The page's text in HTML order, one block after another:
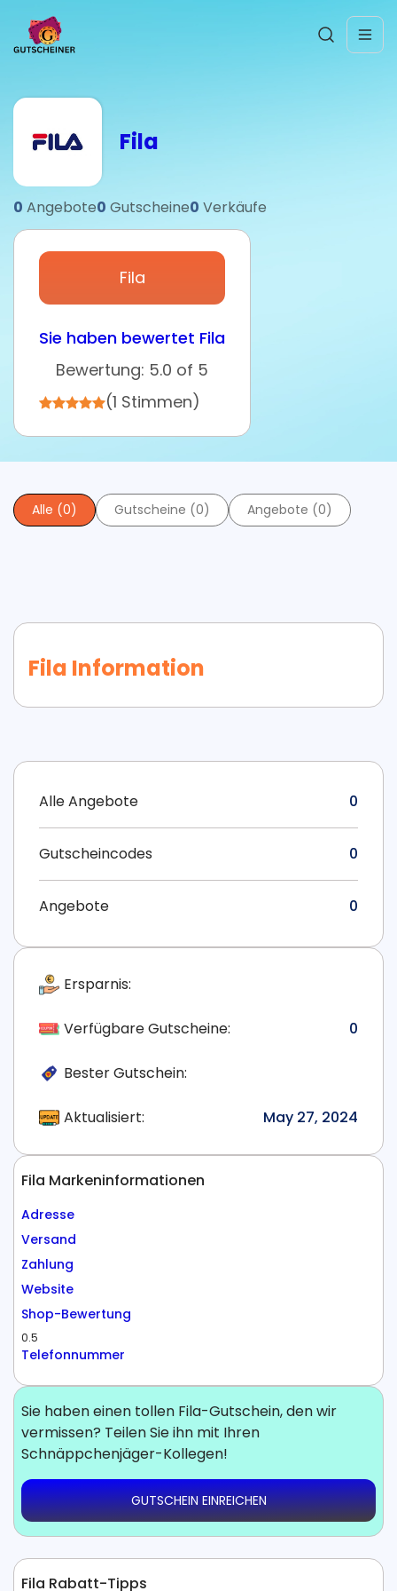
Fila
0 Angebote0 Gutscheine0 Verkäufe
Fila
Sie haben bewertet Fila
Bewertung: 5.0 of 5
(1 Stimmen)
Alle (0) Gutscheine (0) Angebote (0)
Fila Information
Alle Angebote 0
Gutscheincodes 0
Angebote 0
Ersparnis:
Verfügbare Gutscheine: 0
Bester Gutschein:
Aktualisiert: May 27, 2024
Fila Markeninformationen
Adresse
Versand
Zahlung
Website
Shop-Bewertung
0.5
Telefonnummer
Sie haben einen tollen Fila-Gutschein, den wir
vermissen? Teilen Sie ihn mit Ihren
Schnäppchenjäger-Kollegen!
GUTSCHEIN EINREICHEN
Fila Rabatt-Tipps